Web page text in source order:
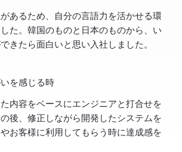
あるため、自分の言語力を活かせる環
た。韓国のものと日本のものから、い
きたら面白いと思い入社しました。
を感じる時
内容をベースにエンジニアと打合せを
後、修正しながら開発したシステムを
お客様に利用してもらう時に達成感を